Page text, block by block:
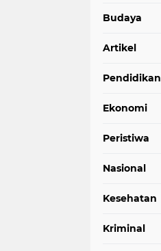
Budaya
Artikel
Pendidikan
Ekonomi
Peristiwa
Nasional
Kesehatan
Kriminal